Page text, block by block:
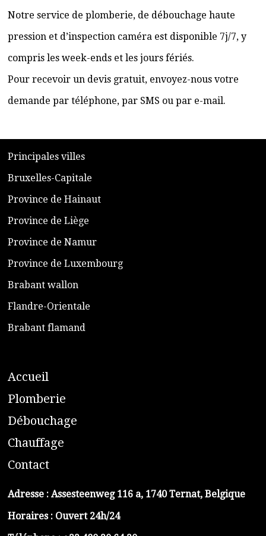
Notre service de plomberie, de débouchage haute
pression et d’inspection caméra est disponible 7j/7, y
compris les week-ends et les jours fériés.
Pour recevoir un devis gratuit, envoyez-nous votre
demande par téléphone, par SMS ou par e-mail.
​Principales villes
​Bruxelles-Capitale
​Province de Hainaut
Province de Liège
​Province de Namur
​Province de Luxembourg
​Brabant wallon
​Flandre-Orientale
​Brabant flamand
Accueil
​Plomberie
Débouchage
Chauffage
Contact
Adresse : Assesteenweg 116 a, 1740 Ternat, Belgique
Horaires : Ouvert 24h/24